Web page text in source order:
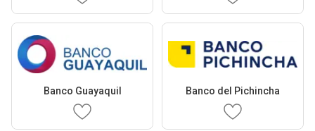
Banco Guayaquil Banco del Pichincha